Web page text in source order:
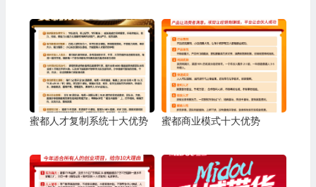
蜜都人才复制系统十大优势 蜜都商业模式十大优势